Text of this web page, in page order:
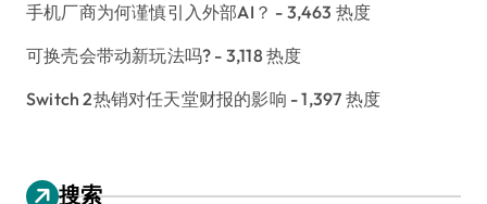
手机厂商为何谨慎引入外部AI？ - 3,463 热度
可换壳会带动新玩法吗? - 3,118 热度
Switch 2热销对任天堂财报的影响 - 1,397 热度
搜索